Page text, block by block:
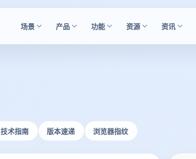
场景 产品 功能 资源 资讯
技术指南 版本速递 浏览器指纹